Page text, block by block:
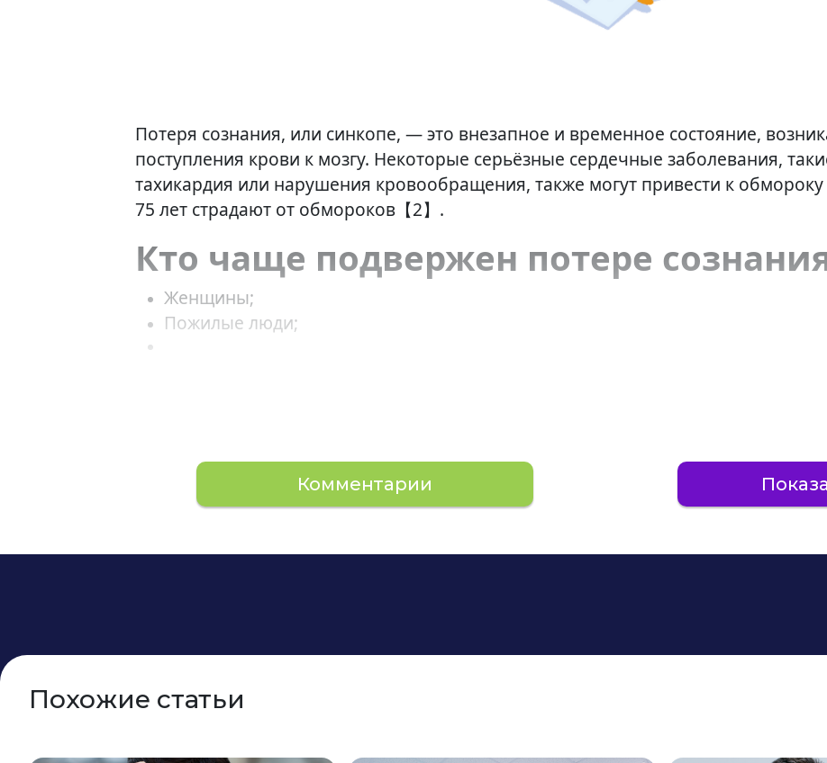
Потеря сознания, или синкопе, — это внезапное и временное состояние,
поступления крови к мозгу. Некоторые серьёзные сердечные заболевания,
тахикардия или нарушения кровообращения, также могут привести к
75 лет страдают от обмороков【2】.
Кто чаще подвержен потере
Женщины;
Пожилые люди;
Комментарии
Похожие статьи